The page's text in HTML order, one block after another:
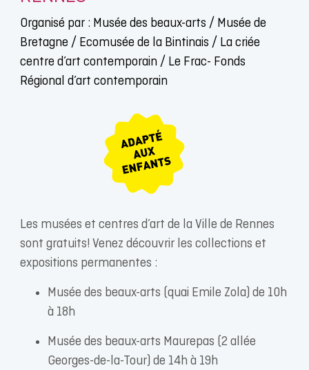
Organisé par : Musée des beaux-arts / Musée de
Bretagne / Ecomusée de la Bintinais / La criée
centre d’art contemporain / Le Frac- Fonds
Régional d’art contemporain
Les musées et centres d’art de la Ville de Rennes
sont gratuits! Venez découvrir les collections et
expositions permanentes :
Musée des beaux-arts (quai Emile Zola) de 10h
à 18h
Musée des beaux-arts Maurepas (2 allée
Georges-de-la-Tour) de 14h à 19h